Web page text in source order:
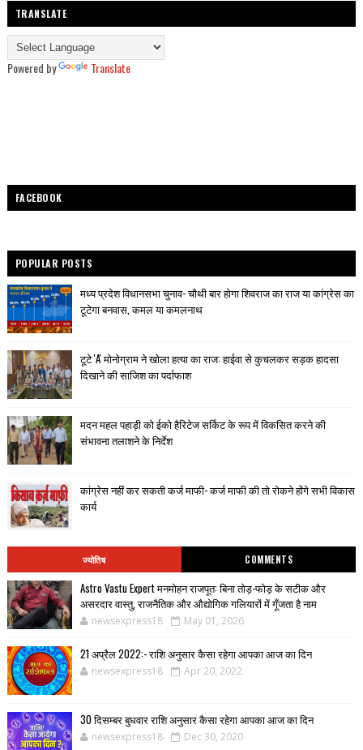
TRANSLATE
Powered by Translate
FACEBOOK
POPULAR POSTS
मध्य प्रदेश विधानसभा चुनाव- चौथी बार होगा शिवराज का राज या कांग्रेस का
टूटेगा बनवास, कमल या कमलनाथ
टूटे 'A' मोनोग्राम ने खोला हत्या का राज: हाईवा से कुचलकर सड़क हादसा
दिखाने की साजिश का पर्दाफाश
मदन महल पहाड़ी को ईको हैरिटेज सर्किट के रूप में विकसित करने की
संभावना तलाशने के निर्देश
कांग्रेस नहीं कर सकती कर्ज माफी- कर्ज माफी की तो रोकने होंगे सभी विकास
कार्य
ज्योतिष COMMENTS
Astro Vastu Expert मनमोहन राजपूत: बिना तोड़-फोड़ के सटीक और
असरदार वास्तु, राजनैतिक और औद्योगिक गलियारों में गूँजता है नाम
newsexpress18 May 01, 2026
21 अप्रैल 2022:- राशि अनुसार कैसा रहेगा आपका आज का दिन
newsexpress18 Apr 20, 2022
30 दिसम्बर बुधवार राशि अनुसार कैसा रहेगा आपका आज का दिन
newsexpress18 Dec 30, 2020